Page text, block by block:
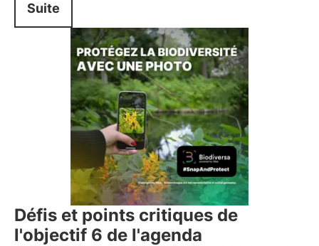
Suite
Défis et points critiques de
l'objectif 6 de l'agenda